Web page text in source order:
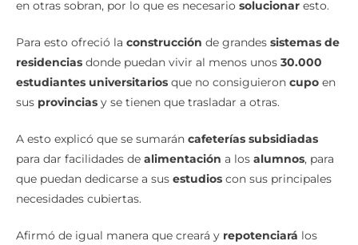
en otras sobran, por lo que es necesario solucionar esto.
Para esto ofreció la construcción de grandes sistemas de
residencias donde puedan vivir al menos unos 30.000
estudiantes universitarios que no consiguieron cupo en
sus provincias y se tienen que trasladar a otras.
A esto explicó que se sumarán cafeterías subsidiadas
para dar facilidades de alimentación a los alumnos, para
que puedan dedicarse a sus estudios con sus principales
necesidades cubiertas.
Afirmó de igual manera que creará y repotenciará los